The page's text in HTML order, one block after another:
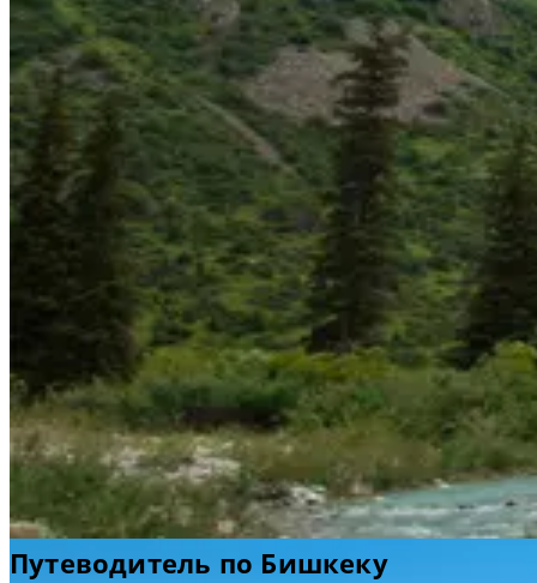
Путеводитель по Бишкеку